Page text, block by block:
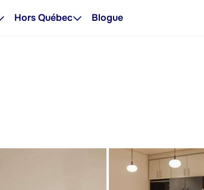
Hors Québec Blogue